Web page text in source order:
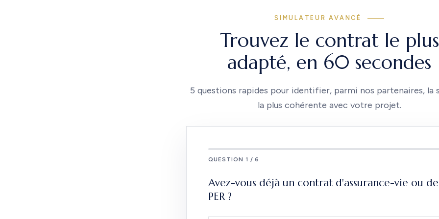
SIMULATEUR AVANCÉ
Trouvez le contrat le plus
adapté, en 60 secondes
5 questions rapides pour identifier, parmi nos partenaires, la
la plus cohérente avec votre projet.
QUESTION 1 / 6
Avez-vous déjà un contrat d'assurance-vie ou de
PER ?